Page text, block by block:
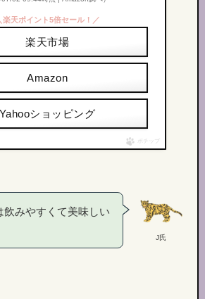
Amazon
楽天ポイント5倍セール！／
楽天市場
Yahooショッピング
ポチップ
J氏
飲みやすくて美味しい